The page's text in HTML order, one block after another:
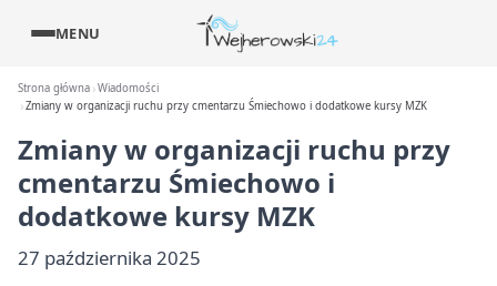
MENU
Strona główna Wiadomości
Zmiany w organizacji ruchu przy cmentarzu Śmiechowo i dodatkowe kursy MZK
Zmiany w organizacji ruchu przy
cmentarzu Śmiechowo i
dodatkowe kursy MZK
27 października 2025